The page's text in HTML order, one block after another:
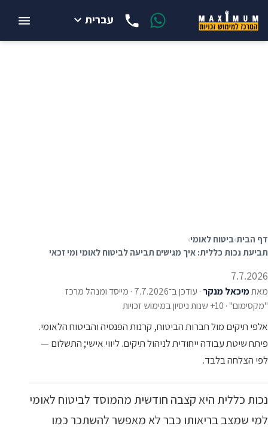
עברית
דף הבית›ביטוח לאומי›
תביעת נכות כללית: איך מגישים תביעה לביטוח לאומי ומי זכאי
7.7.2026
מאתמיכאל מנקר · עודכן ב־7.7.2026 · מייסד ומנהל מרכז
"מקסימום" · 10+ שנות ניסיון במימוש זכויות
אלפי תיקים מול חברות הביטוח, קרנות הפנסיה והביטוח הלאומי.
פיתח שיטת עבודה ייחודית לניהול תיקים. ליווי אישי; התשלום —
לפי הצלחה בלבד.
נכות כללית היא קצבה חודשית מהמוסד לביטוח לאומי
למי שמצב בריאותו כבר לא מאפשר להשתכר כמו